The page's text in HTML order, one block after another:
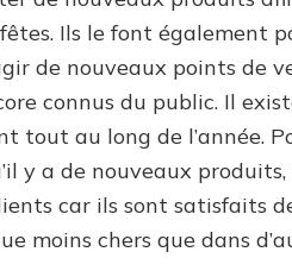
Ils le font également
de nouveaux points de
connus du public. Il
au long de l’année.
y a de nouveaux
car ils sont satisfaits
moins chers que dans